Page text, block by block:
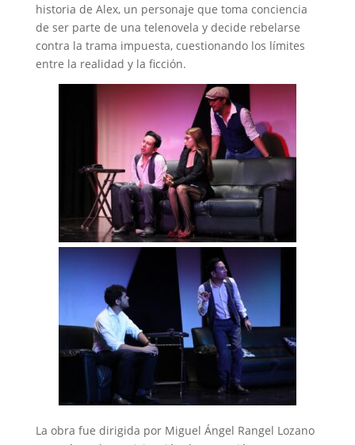
historia de Alex, un personaje que toma conciencia
de ser parte de una telenovela y decide rebelarse
contra la trama impuesta, cuestionando los límites
entre la realidad y la ficción.
La obra fue dirigida por Miguel Ángel Rangel Lozano